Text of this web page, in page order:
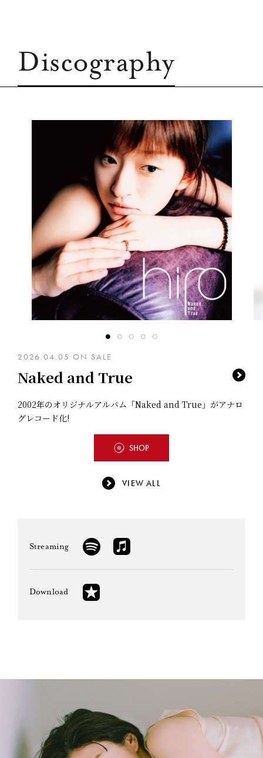
Discography
2026.04.05 ON SALE
Naked and True
2002年のオリジナルアルバム「Naked and True」がアナロ
グレコード化!
SHOP
2023.03.29 ON SALE
UTAUTAI
▼購入サイトはこちらから
https://hiro-SGR.lnk.to/0329UTAUTAI_BOX
▼「Discography」「Music&Me」の配信サイトはこちら
SHOP DIGITAL
2022.10.19 ON SALE
Water Mirror
2022.01.26 ON SALE
0
2021.08.05 ON SALE
Something Great
VIEW ALL
Streaming
Download